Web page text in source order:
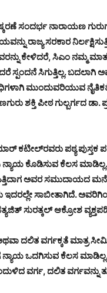
ಸಂದರ್ಭ ನಾರಾಯಣ
ರಾಜ್ಯ ಸರಕಾರ
ಕೇಳಿದರೆ, ಸಿಎಂ ನಮ್ಮ ಮಾತು
ಸ್ಪಂದನೆ ಸಿಗುತ್ತಿಲ್ಲ. ಬದಲಾಗಿ
ಮುಂದುವರಿಯುವ
ಶಕ್ತಿ ಪೀಠ ಗುಲ್ಬರ್ಗದ
ಕಟೀಲ್‍ರವರು ಪಠ್ಯ
ಕೊಡಿಸುವ ಕೆಲಸ
ಅವರ ಸಮುದಾಯದ
ಸಾಬೀತಾಗಿದೆ.
ಸುರತ್ಕಲ್ ಆಕ್ರೋಶ
ದಲಿತ ವರ್ಗಕ್ಕತೆ ಮಾತ್ರ
ನ್ಯಾಯ ಒದಗಿಸುವ ಕೆಲಸ
ವರ್ಗ, ದಲಿತ